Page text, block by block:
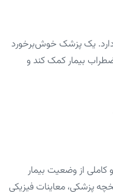
دارد. یک پزشک خوش‌برخورد
بیمار کمک کند و
کاملی از وضعیت بیمار
پزشکی، معاینات فیزیکی